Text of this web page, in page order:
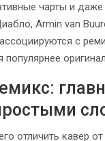
чарты и даже
Armin van
с
популярнее
отличить кавер